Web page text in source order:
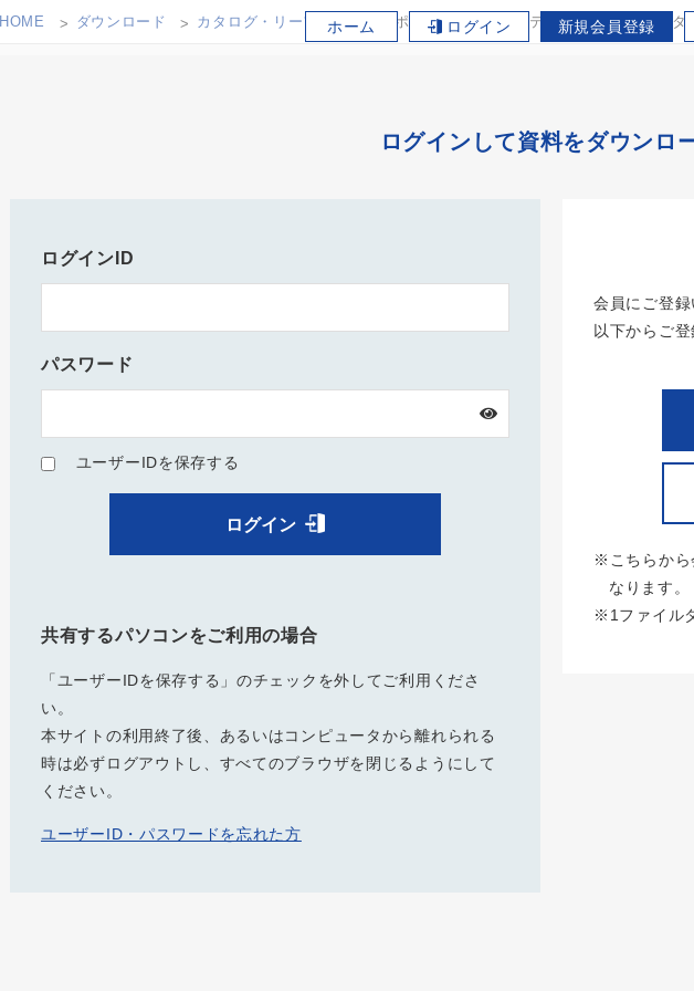
ログイン 新規会員登録
ホーム
HOME ダウンロード カタログ・リーフレット ポータブルCO₂ガステスター GT100 カタ
ログインして資料をダウンロ
ログインID
パスワード
ユーザーIDを保存する
ログイン
共有するパソコンをご利用の場合
「ユーザーIDを保存する」のチェックを外してご利用くださ
い。
本サイトの利用終了後、あるいはコンピュータから離れられる
時は必ずログアウトし、すべてのブラウザを閉じるようにして
ください。
ユーザーID・パスワードを忘れた方
会員にご登録
以下からご
※こちらから
なります。
※1ファイル